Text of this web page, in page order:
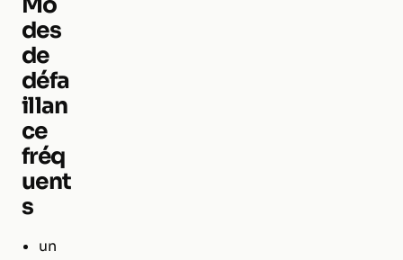
des
de
défa
illan
ce
fréq
uent
s
un